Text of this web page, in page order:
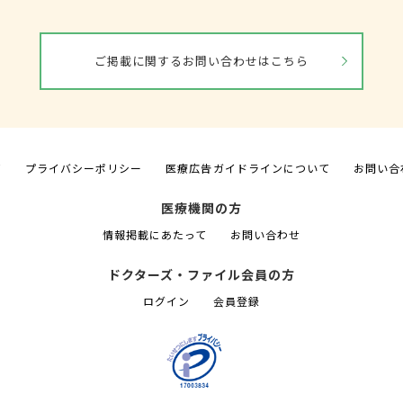
ご掲載に関するお問い合わせはこちら
プライバシーポリシー 医療広告ガイドラインについて お問い合
医療機関の方
情報掲載にあたって お問い合わせ
ドクターズ・ファイル会員の方
ログイン 会員登録